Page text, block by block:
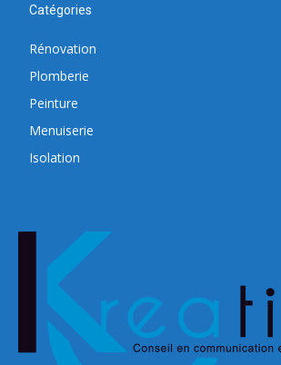
Catégories
Rénovation
Plomberie
Peinture
Menuiserie
Isolation